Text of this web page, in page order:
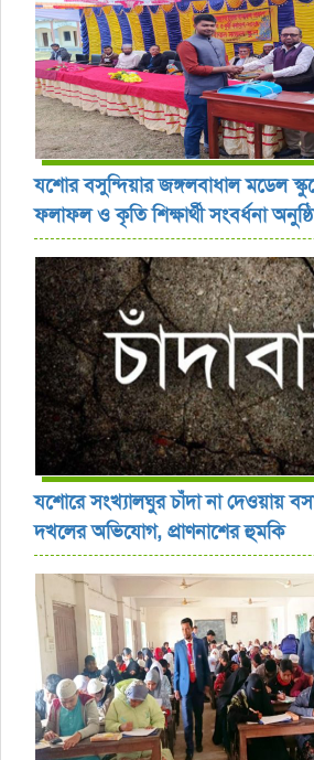
যশোর বসুন্দিয়ার জঙ্গলবাধাল মডেল
ফলাফল ও কৃতি শিক্ষার্থী সংবর্ধনা
যশোরে সংখ্যালঘুর চাঁদা না দেওয়ায়
দখলের অভিযোগ, প্রাণনাশের হুমকি